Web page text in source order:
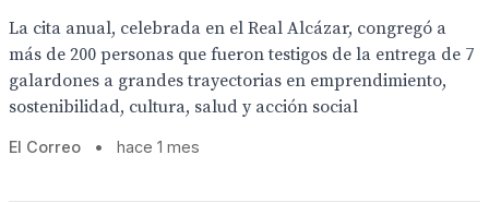
La cita anual, celebrada en el Real Alcázar, congregó a
más de 200 personas que fueron testigos de la entrega de 7
galardones a grandes trayectorias en emprendimiento,
sostenibilidad, cultura, salud y acción social
El Correo • hace 1 mes